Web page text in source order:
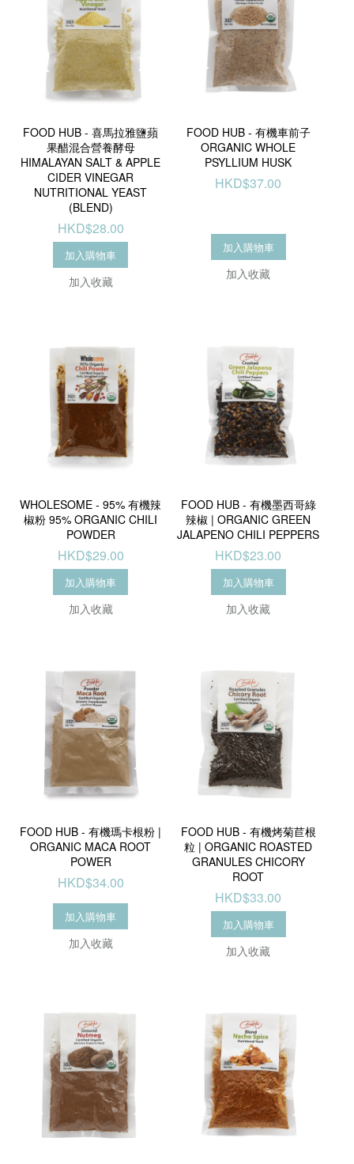
FOOD HUB - 喜馬拉雅鹽蘋
果醋混合營養酵母
HIMALAYAN SALT & APPLE
CIDER VINEGAR
NUTRITIONAL YEAST
(BLEND)
HKD$28.00
加入購物車
加入收藏
FOOD HUB - 有機車前子
ORGANIC WHOLE
PSYLLIUM HUSK
HKD$37.00
加入購物車
加入收藏
WHOLESOME - 95% 有機辣
椒粉 95% ORGANIC CHILI
POWDER
HKD$29.00
加入購物車
加入收藏
FOOD HUB - 有機墨西哥綠
辣椒 | ORGANIC GREEN
JALAPENO CHILI PEPPERS
HKD$23.00
加入購物車
加入收藏
FOOD HUB - 有機瑪卡根粉 |
ORGANIC MACA ROOT
POWER
HKD$34.00
加入購物車
加入收藏
FOOD HUB - 有機烤菊苣根
粒 | ORGANIC ROASTED
GRANULES CHICORY
ROOT
HKD$33.00
加入購物車
加入收藏